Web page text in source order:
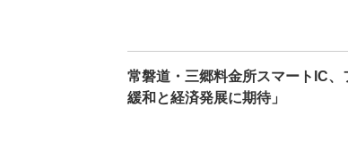
常磐道・三郷料金所スマートIC
緩和と経済発展に期待」